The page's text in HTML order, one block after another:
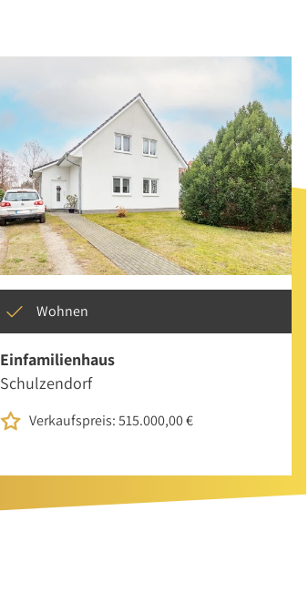
Wohnen
Einfamilienhaus
Schulzendorf
Verkaufspreis: 515.000,00 €